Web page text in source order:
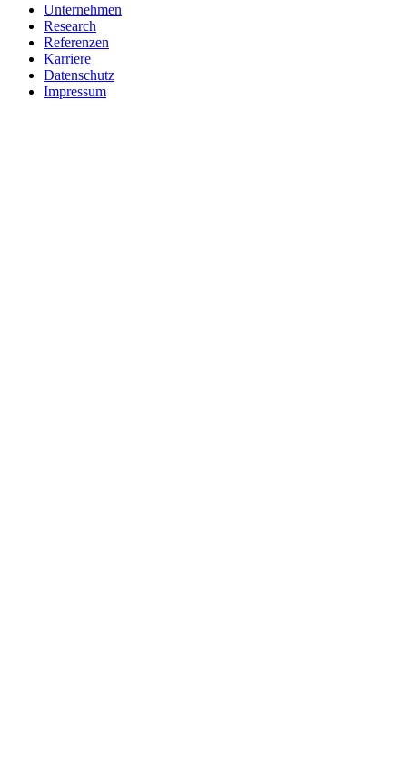
Unternehmen
Research
Referenzen
Karriere
Datenschutz
Impressum